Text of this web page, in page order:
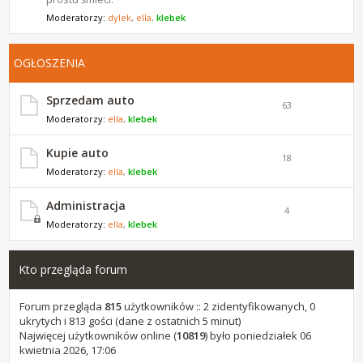
Moderatorzy: dylek, ella,klebek
OGŁOSZENIA
Sprzedam auto
Moderatorzy: ella,klebek
63
Kupie auto
Moderatorzy: ella,klebek
18
Administracja
Moderatorzy: ella,klebek
4
Kto przegląda forum
Forum przegląda 815użytkowników :: 2 zidentyfikowanych, 0
ukrytych i 813 gości (dane z ostatnich 5 minut)
Najwięcej użytkowników online (10819) było poniedziałek 06
kwietnia 2026, 17:06